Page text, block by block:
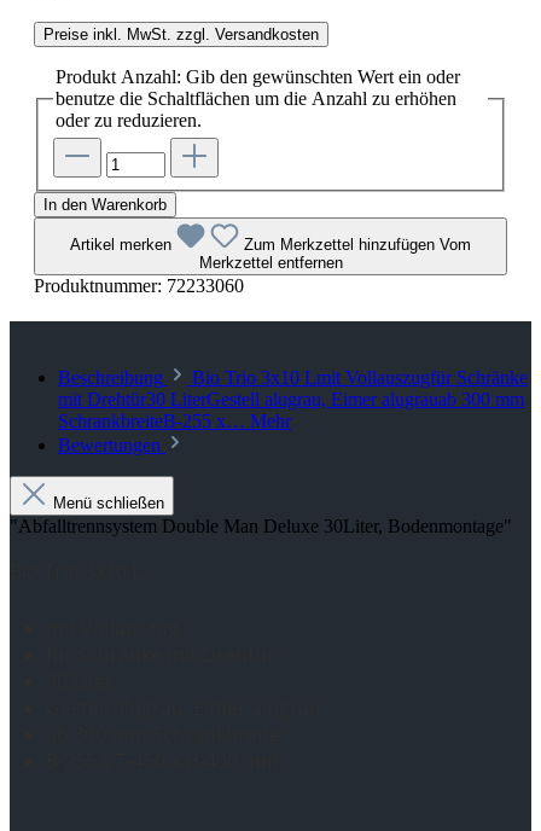
Preise inkl. MwSt. zzgl. Versandkosten
Produkt Anzahl: Gib den gewünschten Wert ein oder
benutze die Schaltflächen um die Anzahl zu erhöhen
oder zu reduzieren.
In den Warenkorb
Artikel merken Zum Merkzettel hinzufügen Vom
Merkzettel entfernen
Produktnummer: 72233060
Beschreibung
Bio Trio 3x10 Lmit Vollauszugfür Schränke
mit Drehtür30 LiterGestell alugrau, Eimer alugrauab 300 mm
SchrankbreiteB-255 x… Mehr
Bewertungen
Menü schließen
"Abfalltrennsystem Double Man Deluxe 30Liter, Bodenmontage"